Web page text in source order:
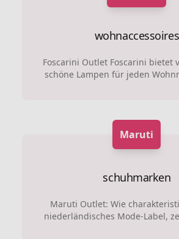
wohnaccessoires
Foscarini Outlet Foscarini bietet
schöne Lampen für jeden
Maruti
schuhmarken
Maruti Outlet: Wie
niederländisches Mode-Label,